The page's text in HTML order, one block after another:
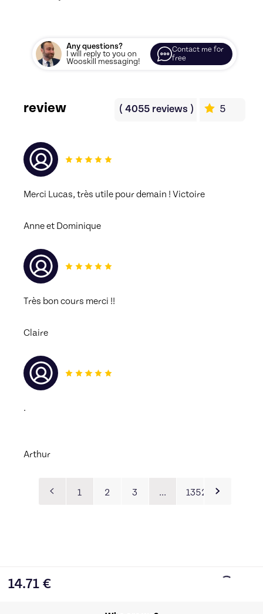
Any questions?
I will reply to you on
Wooskill messaging!
Contact me for
free
review ( 4055 reviews ) 5
Merci Lucas, très utile pour demain ! Victoire
Anne et Dominique
Très bon cours merci !!
Claire
.
Arthur
1 2 3 … 1352
14.71 €